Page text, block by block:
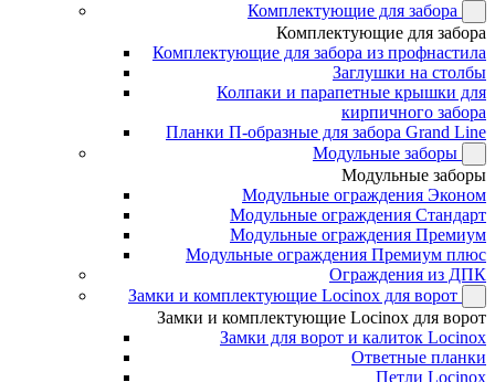
Комплектующие для забора
Комплектующие для забора
Комплектующие для забора из профнастила
Заглушки на столбы
Колпаки и парапетные крышки для
кирпичного забора
Планки П-образные для забора Grand Line
Модульные заборы
Модульные заборы
Модульные ограждения Эконом
Модульные ограждения Стандарт
Модульные ограждения Премиум
Модульные ограждения Премиум плюс
Ограждения из ДПК
Замки и комплектующие Locinox для ворот
Замки и комплектующие Locinox для ворот
Замки для ворот и калиток Locinox
Ответные планки
Петли Locinox